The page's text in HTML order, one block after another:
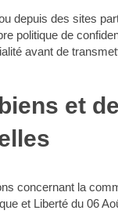
depuis des sites
politique de
avant de
et
concernant la
et Liberté du 06